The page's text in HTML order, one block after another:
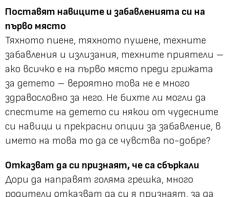
Поставят навиците и забавленията си на
първо място
Тяхното пиене, тяхното пушене, техните
забавления и излизания, техните приятели –
ако всичко е на първо място преди грижата
за детето – вероятно това не е много
здравословно за него. Не бихте ли могли да
спестите на детето си някои от чудесните
си навици и прекрасни опции за забавление, в
името на това то да се чувства по-добре?
Отказват да си признаят, че са сбъркали
Дори да направят голяма грешка, много
родители отказват да си я признаят, за да